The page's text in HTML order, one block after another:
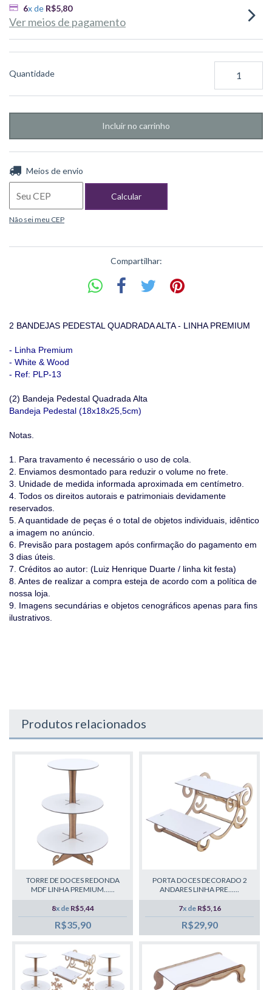
6x de R$5,80
Ver meios de pagamento
Quantidade
Entregas para o CEP:
Meios de envio
Calcular
Não sei meu CEP
Compartilhar:
2 BANDEJAS PEDESTAL QUADRADA ALTA - LINHA PREMIUM
- Linha Premium
- White & Wood
- Ref: PLP-13
(2) Bandeja Pedestal Quadrada Alta
Bandeja Pedestal (18x18x25,5cm)
Notas.
1. Para travamento é necessário o uso de cola.
2. Enviamos desmontado para reduzir o volume no frete.
3. Unidade de medida informada aproximada em centímetro.
4. Todos os direitos autorais e patrimoniais devidamente
reservados.
5. A quantidade de peças é o total de objetos individuais, idêntico
a imagem no anúncio.
6. Previsão para postagem após confirmação do pagamento em
3 dias úteis.
7. Créditos ao autor: (Luiz Henrique Duarte / linha kit festa)
8. Antes de realizar a compra esteja de acordo com a política de
nossa loja.
9. Imagens secundárias e objetos cenográficos apenas para fins
ilustrativos.
Produtos relacionados
TORRE DE DOCES REDONDA
MDF LINHA PREMIUM......
8x de R$5,44
R$35,90
PORTA DOCES DECORADO 2
ANDARES LINHA PRE......
7x de R$5,16
R$29,90